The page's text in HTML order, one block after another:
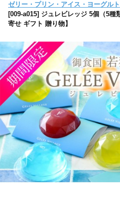
ゼリー・プリン・アイス・ヨーグルト
[009-a015] ジュレビレッジ 5個（5
寄せ ギフト 贈り物】